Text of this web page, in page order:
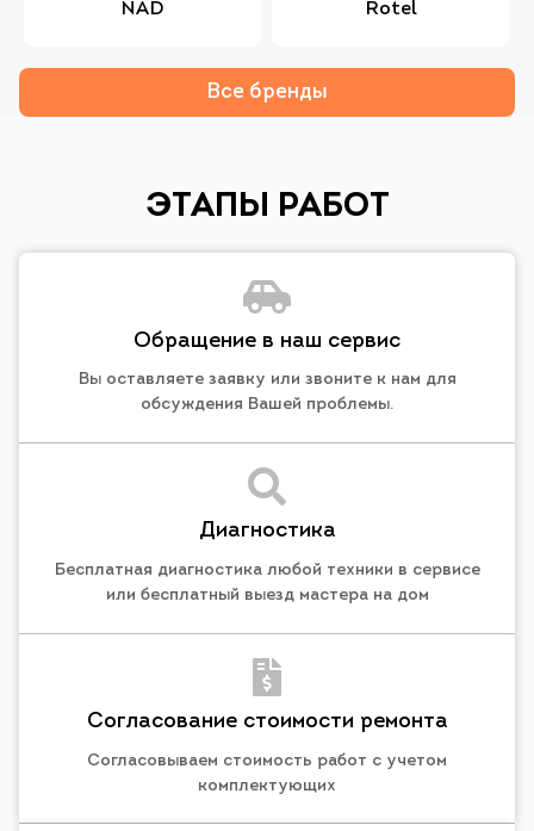
NAD Rotel
Все бренды
ЭТАПЫ РАБОТ
Обращение в наш сервис
Вы оставляете заявку или звоните к нам для
обсуждения Вашей проблемы.
Диагностика
Бесплатная диагностика любой техники в сервисе
или бесплатный выезд мастера на дом
Согласование стоимости ремонта
Согласовываем стоимость работ с учетом
комплектующих